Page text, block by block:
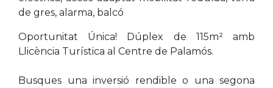
de gres, alarma, balcó
Oportunitat Única! Dúplex de 115m² amb
Llicència Turística al Centre de Palamós.
Busques una inversió rendible o una segona